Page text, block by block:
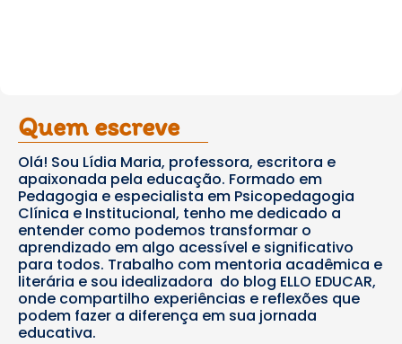
Quem escreve
Olá! Sou Lídia Maria, professora, escritora e
apaixonada pela educação. Formado em
Pedagogia e especialista em Psicopedagogia
Clínica e Institucional, tenho me dedicado a
entender como podemos transformar o
aprendizado em algo acessível e significativo
para todos. Trabalho com mentoria acadêmica e
literária e sou idealizadora do blog ELLO EDUCAR,
onde compartilho experiências e reflexões que
podem fazer a diferença em sua jornada
educativa.